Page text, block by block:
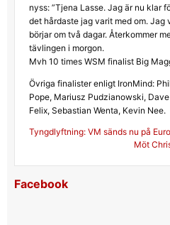
nyss: ”Tjena Lasse. Jag är nu klar
det hårdaste jag varit med om. Jag
börjar om två dagar. Återkommer
tävlingen i morgon.
Mvh 10 times WSM finalist Big
Övriga finalister enligt IronMind:
Pope, Mariusz Pudzianowski,
Felix, Sebastian Wenta, Kevin Nee.
Inläggsnavigering
Tyngdlyftning: VM sänds nu på
Möt
Facebook